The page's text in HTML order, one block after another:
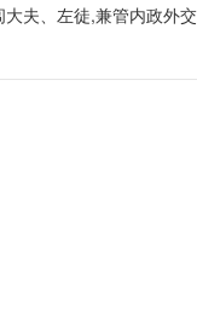
颛顼。
。名轩辕。
中得道成仙者，据说他
。
上有天地四时六种精气
，可以分成九段。
游的原因。基调是开头
”对恶浊朝廷的迫害充
乘而上浮”，去的是天上
，反覆吟咏“心愁悽而增
调：悲愤的追求和坚定的
怀现实的热烈内心，形
反覆。
人：赤松子、傅说、韩
大夫、左徒,兼管内政外
能，修明法度，对外力
排挤，被流放沅、湘流
一举攻破楚国首都郢都。
诗歌体裁楚辞。主要作品
的不懈追求和为此九死